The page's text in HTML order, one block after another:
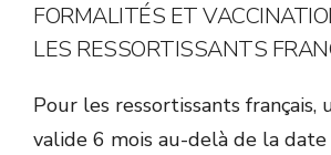
FORMALITÉS ET
LES RESSORTISSANTS
Pour les ressortissants français,
valide 6 mois au-delà de la